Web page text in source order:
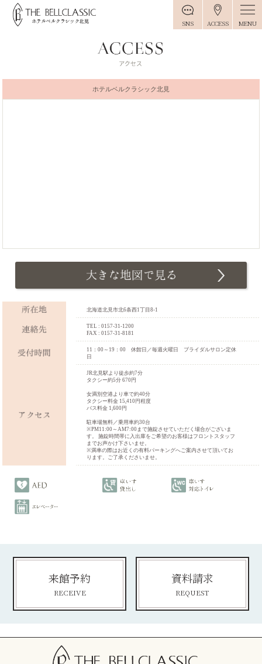
SNS ACCESS MENU
ホテルベルクラシック北見
北海道北見市北6条西1丁目8-1
TEL : 0157-31-1200
FAX : 0157-31-8181
11：00～19：00 休館日／毎週火曜日 ブライダルサロン定休
日
JR北見駅より徒歩約7分
タクシー約5分 670円
女満別空港より車で約40分
タクシー料金 15,410円程度
バス料金 1,600円
駐車場無料／乗用車約30台
※PM11:00～AM7:00まで施錠させていただく場合がございま
す。 施錠時間帯に入出庫をご希望のお客様はフロントスタッフ
までお声かけ下さいませ。
※満車の際はお近くの有料パーキングへご案内させて頂いてお
ります。ご了承くださいませ。
来館予約
RECEIVE
資料請求
REQUEST